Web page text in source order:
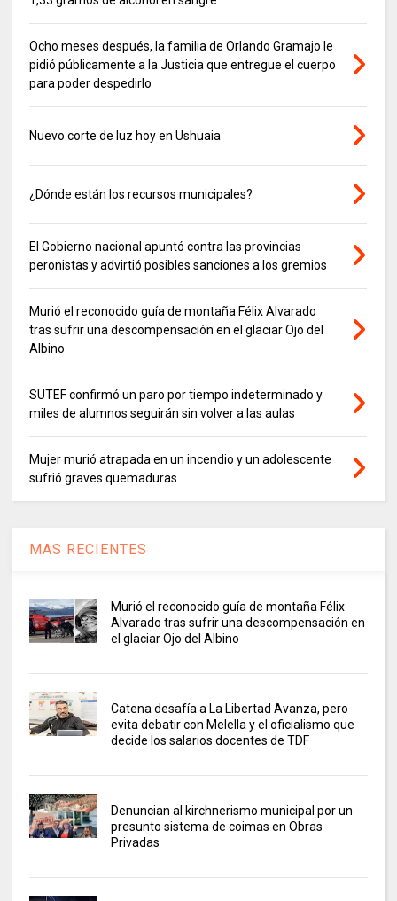
Ocho meses después, la familia de Orlando Gramajo le
pidió públicamente a la Justicia que entregue el cuerpo
para poder despedirlo
Nuevo corte de luz hoy en Ushuaia
¿Dónde están los recursos municipales?
El Gobierno nacional apuntó contra las provincias
peronistas y advirtió posibles sanciones a los gremios
Murió el reconocido guía de montaña Félix Alvarado
tras sufrir una descompensación en el glaciar Ojo del
Albino
SUTEF confirmó un paro por tiempo indeterminado y
miles de alumnos seguirán sin volver a las aulas
Mujer murió atrapada en un incendio y un adolescente
sufrió graves quemaduras
MAS RECIENTES
Murió el reconocido guía de montaña Félix
Alvarado tras sufrir una descompensación en
el glaciar Ojo del Albino
Catena desafía a La Libertad Avanza, pero
evita debatir con Melella y el oficialismo que
decide los salarios docentes de TDF
Denuncian al kirchnerismo municipal por un
presunto sistema de coimas en Obras
Privadas